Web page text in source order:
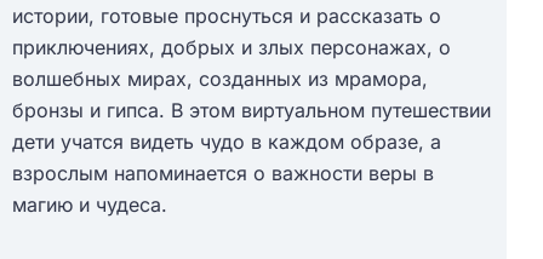
истории, готовые проснуться и рассказать о
приключениях, добрых и злых персонажах, о
волшебных мирах, созданных из мрамора,
бронзы и гипса. В этом виртуальном путешествии
дети учатся видеть чудо в каждом образе, а
взрослым напоминается о важности веры в
магию и чудеса.